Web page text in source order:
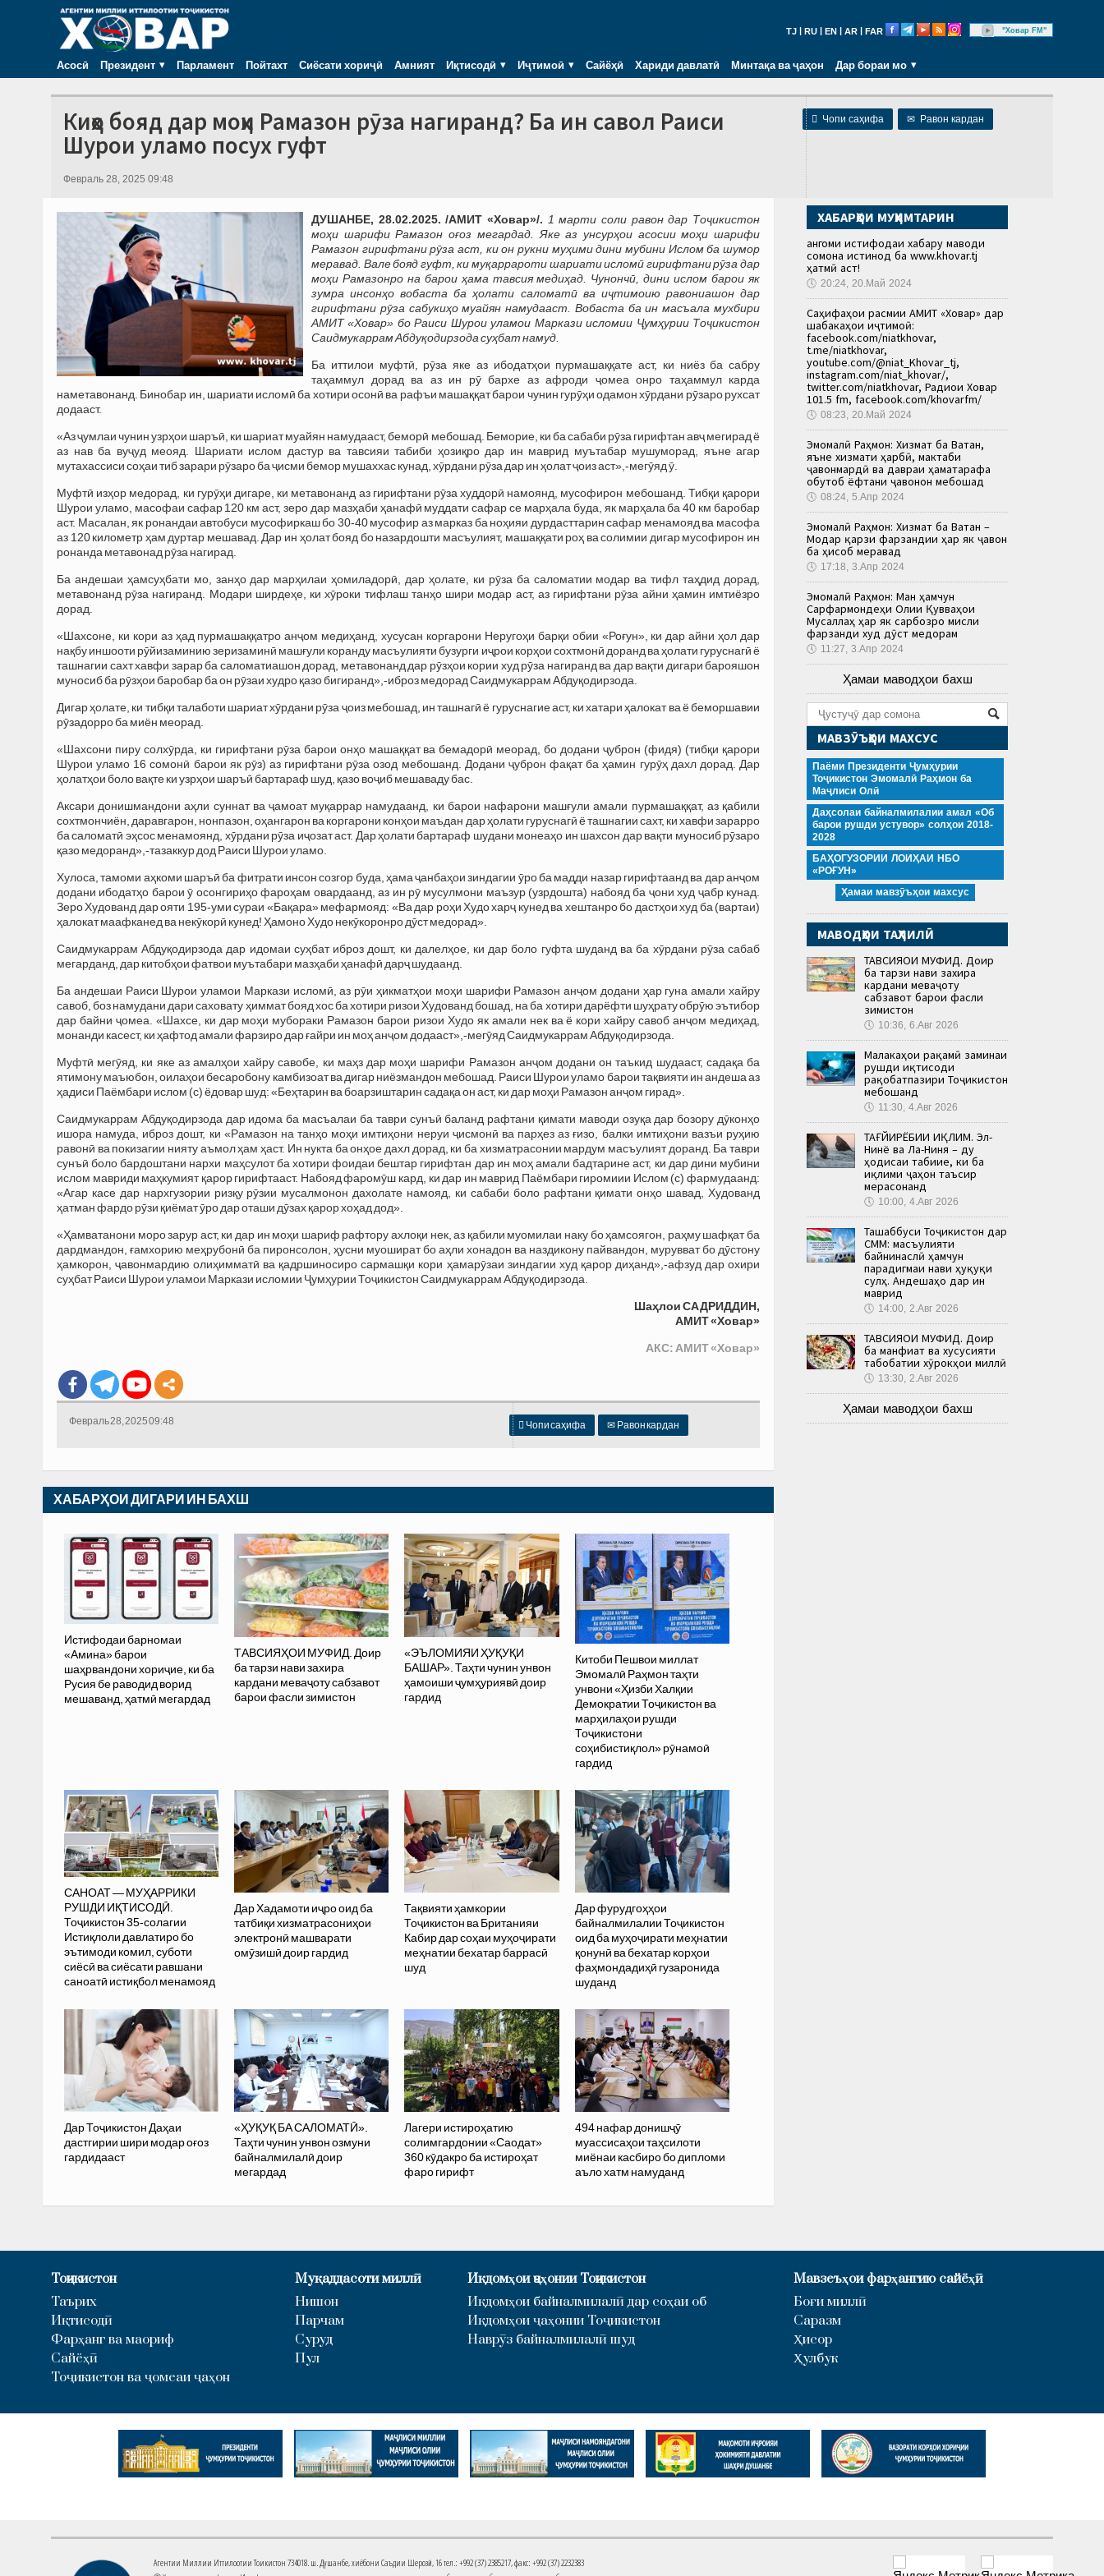
TJ RU EN AR FAR "Ховар FM"
Асосӣ Президент Парламент Пойтахт Сиёсати хориҷӣ Амният Иқтисодӣ Иҷтимоӣ Сайёҳӣ Хариди давлатӣ Минтақа ва ҷаҳон Дар бораи мо
 Чопи саҳифа ✉ Равон кардан
Киҳо бояд дар моҳи Рамазон рӯза нагиранд? Ба ин савол Раиси
Шурои уламо посух гуфт
Февраль 28, 2025 09:48
ДУШАНБЕ, 28.02.2025. /АМИТ «Ховар»/. 1 марти соли равон дар Тоҷикистон
моҳи шарифи Рамазон оғоз мегардад. Яке аз унсурҳои асосии моҳи шарифи
Рамазон гирифтани рӯза аст, ки он рукни муҳими дини мубини Ислом ба шумор
меравад. Вале бояд гуфт, ки муқаррароти шариати исломӣ гирифтани рӯза дар
моҳи Рамазонро на барои ҳама тавсия медиҳад. Чунончӣ, дини ислом барои як
зумра инсонҳо вобаста ба ҳолати саломатӣ ва иҷтимоию равониашон дар
гирифтани рӯза сабукиҳо муайян намудааст. Вобаста ба ин масъала мухбири
АМИТ «Ховар» бо Раиси Шурои уламои Маркази исломии Ҷумҳурии Тоҷикистон
Саидмукаррам Абдуқодирзода суҳбат намуд.
Ба иттилои муфтӣ, рӯза яке аз ибодатҳои пурмашаққате аст, ки ниёз ба сабру
таҳаммул дорад ва аз ин рӯ бархе аз афроди ҷомеа онро таҳаммул карда
наметавонанд. Бинобар ин, шариати исломӣ ба хотири осонӣ ва рафъи машаққат барои чунин гурӯҳи одамон хӯрдани рӯзаро рухсат
додааст.
«Аз ҷумлаи чунин узрҳои шаръӣ, ки шариат муайян намудааст, беморӣ мебошад. Беморие, ки ба сабаби рӯза гирифтан авҷ мегирад ё
аз нав ба вуҷуд меояд. Шариати ислом дастур ва тавсияи табиби ҳозиқро дар ин маврид муътабар мушуморад, яъне агар
мутахассиси соҳаи тиб зарари рӯзаро ба ҷисми бемор мушаххас кунад, хӯрдани рӯза дар ин ҳолат ҷоиз аст»,-мегӯяд ӯ.
Муфтӣ изҳор медорад, ки гурӯҳи дигаре, ки метавонанд аз гирифтани рӯза худдорӣ намоянд, мусофирон мебошанд. Тибқи қарори
Шурои уламо, масофаи сафар 120 км аст, зеро дар мазҳаби ҳанафӣ муддати сафар се марҳала буда, як марҳала ба 40 км баробар
аст. Масалан, як ронандаи автобуси мусофиркаш бо 30-40 мусофир аз марказ ба ноҳияи дурдасттарин сафар менамояд ва масофа
аз 120 километр ҳам дуртар мешавад. Дар ин ҳолат бояд бо назардошти масъулият, машаққати роҳ ва солимии дигар мусофирон ин
ронанда метавонад рӯза нагирад.
Ба андешаи ҳамсуҳбати мо, занҳо дар марҳилаи ҳомиладорӣ, дар ҳолате, ки рӯза ба саломатии модар ва тифл таҳдид дорад,
метавонанд рӯза нагиранд. Модари ширдеҳе, ки хӯроки тифлаш танҳо шири модар аст, аз гирифтани рӯза айни ҳамин имтиёзро
дорад.
«Шахсоне, ки кори аз ҳад пурмашаққатро анҷом медиҳанд, хусусан коргарони Неругоҳи барқи обии «Роғун», ки дар айни ҳол дар
нақбу иншооти рӯйизаминию зеризаминӣ машғули коранду масъулияти бузурги иҷрои корҳои сохтмонӣ доранд ва ҳолати гуруснагӣ ё
ташнагии сахт хавфи зарар ба саломатиашон дорад, метавонанд дар рӯзҳои кории худ рӯза нагиранд ва дар вақти дигари барояшон
муносиб ба рӯзҳои баробар ба он рӯзаи худро қазо бигиранд»,-иброз медорад Саидмукаррам Абдуқодирзода.
Дигар ҳолате, ки тибқи талаботи шариат хӯрдани рӯза ҷоиз мебошад, ин ташнагӣ ё гуруснагие аст, ки хатари ҳалокат ва ё беморшавии
рӯзадорро ба миён меорад.
«Шахсони пиру солхӯрда, ки гирифтани рӯза барои онҳо машаққат ва бемадорӣ меорад, бо додани ҷуброн (фидя) (тибқи қарори
Шурои уламо 16 сомонӣ барои як рӯз) аз гирифтани рӯза озод мебошанд. Додани ҷуброн фақат ба ҳамин гурӯҳ дахл дорад. Дар
ҳолатҳои боло вақте ки узрҳои шаръӣ бартараф шуд, қазо воҷиб мешаваду бас.
Аксари донишмандони аҳли суннат ва ҷамоат муқаррар намудаанд, ки барои нафарони машғули амали пурмашаққат, аз қабили
сохтмончиён, даравгарон, нонпазон, оҳангарон ва коргарони конҳои маъдан дар ҳолати гуруснагӣ ё ташнагии сахт, ки хавфи зарарро
ба саломатӣ эҳсос менамоянд, хӯрдани рӯза иҷозат аст. Дар ҳолати бартараф шудани монеаҳо ин шахсон дар вақти муносиб рӯзаро
қазо медоранд»,-тазаккур дод Раиси Шурои уламо.
Хулоса, тамоми аҳкоми шаръӣ ба фитрати инсон созгор буда, ҳама ҷанбаҳои зиндагии ӯро ба мадди назар гирифтаанд ва дар анҷом
додани ибодатҳо барои ӯ осонгириҳо фароҳам овардаанд, аз ин рӯ мусулмони маъзур (узрдошта) набояд ба ҷони худ ҷабр кунад.
Зеро Худованд дар ояти 195-уми сураи «Бақара» мефармояд: «Ва дар роҳи Худо харҷ кунед ва хештанро бо дастҳои худ ба (вартаи)
ҳалокат маафканед ва некӯкорӣ кунед! Ҳамоно Худо некӯкоронро дӯст медорад».
Саидмукаррам Абдуқодирзода дар идомаи суҳбат иброз дошт, ки далелҳое, ки дар боло гуфта шуданд ва ба хӯрдани рӯза сабаб
мегарданд, дар китобҳои фатвои муътабари мазҳаби ҳанафӣ дарҷ шудаанд.
Ба андешаи Раиси Шурои уламои Маркази исломӣ, аз рӯи ҳикматҳои моҳи шарифи Рамазон анҷом додани ҳар гуна амали хайру
савоб, боз намудани дари саховату ҳиммат бояд хос ба хотири ризои Худованд бошад, на ба хотири дарёфти шуҳрату обрӯю эътибор
дар байни ҷомеа. «Шахсе, ки дар моҳи мубораки Рамазон барои ризои Худо як амали нек ва ё кори хайру савоб анҷом медиҳад,
монанди касест, ки ҳафтод амали фарзиро дар ғайри ин моҳ анҷом додааст»,-мегӯяд Саидмукаррам Абдуқодирзода.
Муфтӣ мегӯяд, ки яке аз амалҳои хайру савобе, ки маҳз дар моҳи шарифи Рамазон анҷом додани он таъкид шудааст, садақа ба
ятимону маъюбон, оилаҳои бесаробону камбизоат ва дигар ниёзмандон мебошад. Раиси Шурои уламо барои тақвияти ин андеша аз
ҳадиси Паёмбари ислом (с) ёдовар шуд: «Беҳтарин ва боарзиштарин садақа он аст, ки дар моҳи Рамазон анҷом гирад».
Саидмукаррам Абдуқодирзода дар идома ба масъалаи ба таври сунъӣ баланд рафтани қимати маводи озуқа дар бозору дӯконҳо
ишора намуда, иброз дошт, ки «Рамазон на танҳо моҳи имтиҳони неруи ҷисмонӣ ва парҳез аз ғизо, балки имтиҳони вазъи руҳию
равонӣ ва покизагии нияту аъмол ҳам ҳаст. Ин нукта ба онҳое дахл дорад, ки ба хизматрасонии мардум масъулият доранд. Ба таври
сунъӣ боло бардоштани нархи маҳсулот ба хотири фоидаи бештар гирифтан дар ин моҳ амали бадтарине аст, ки дар дини мубини
ислом мавриди маҳкумият қарор гирифтааст. Набояд фаромӯш кард, ки дар ин маврид Паёмбари гиромиии Ислом (с) фармудаанд:
«Агар касе дар нархгузории ризқу рӯзии мусалмонон дахолате намояд, ки сабаби боло рафтани қимати онҳо шавад, Худованд
ҳатман фардо рӯзи қиёмат ӯро дар оташи дӯзах қарор хоҳад дод».
«Ҳамватанони моро зарур аст, ки дар ин моҳи шариф рафтору ахлоқи нек, аз қабили муомилаи наку бо ҳамсоягон, раҳму шафқат ба
дардмандон, ғамхорию меҳрубонӣ ба пиронсолон, ҳусни муошират бо аҳли хонадон ва наздикону пайвандон, мурувват бо дӯстону
ҳамкорон, ҷавонмардию олиҳимматӣ ва қадршиносиро сармашқи кори ҳамарӯзаи зиндагии худ қарор диҳанд»,-афзуд дар охири
суҳбат Раиси Шурои уламои Маркази исломии Ҷумҳурии Тоҷикистон Саидмукаррам Абдуқодирзода.
Шаҳлои САДРИДДИН,
АМИТ «Ховар»
АКС: АМИТ «Ховар»
 Чопи саҳифа ✉ Равон кардан
Февраль 28, 2025 09:48
ХАБАРҲОИ ДИГАРИ ИН БАХШ
Истифодаи барномаи
«Амина» барои
шаҳрвандони хориҷие, ки ба
Русия бе раводид ворид
мешаванд, ҳатмӣ мегардад
ТАВСИЯҲОИ МУФИД. Доир
ба тарзи нави захира
кардани меваҷоту сабзавот
барои фасли зимистон
«ЭЪЛОМИЯИ ҲУҚУҚИ
БАШАР». Таҳти чунин унвон
ҳамоиши ҷумҳуриявӣ доир
гардид
Китоби Пешвои миллат
Эмомалӣ Раҳмон таҳти
унвони «Ҳизби Халқии
Демократии Тоҷикистон ва
марҳилаҳои рушди
Тоҷикистони
соҳибистиқлол» рӯнамоӣ
гардид
САНОАТ — МУҲАРРИКИ
РУШДИ ИҚТИСОДӢ.
Тоҷикистон 35-солагии
Истиқлоли давлатиро бо
эътимоди комил, суботи
сиёсӣ ва сиёсати равшани
саноатӣ истиқбол менамояд
Дар Хадамоти иҷро оид ба
татбиқи хизматрасониҳои
электронӣ машварати
омӯзишӣ доир гардид
Тақвияти ҳамкории
Тоҷикистон ва Британияи
Кабир дар соҳаи муҳоҷирати
меҳнатии бехатар баррасӣ
шуд
Дар фурудгоҳҳои
байналмилалии Тоҷикистон
оид ба муҳоҷирати меҳнатии
қонунӣ ва бехатар корҳои
фаҳмондадиҳӣ гузаронида
шуданд
Дар Тоҷикистон Даҳаи
дастгирии шири модар оғоз
гардидааст
«ҲУҚУҚ БА САЛОМАТӢ».
Таҳти чунин унвон озмуни
байналмилалӣ доир
мегардад
Лагери истироҳатию
солимгардонии «Саодат»
360 кӯдакро ба истироҳат
фаро гирифт
494 нафар донишҷӯ
муассисаҳои таҳсилоти
миёнаи касбиро бо дипломи
аъло хатм намуданд
ХАБАРҲОИ МУҲИМТАРИН
Ҳангоми истифодаи хабару маводи
сомона истинод ба www.khovar.tj
ҳатмӣ аст!
🕔 20:24, 20.Май 2024
Саҳифаҳои расмии АМИТ «Ховар» дар
шабакаҳои иҷтимоӣ:
facebook.com/niatkhovar,
t.me/niatkhovar,
youtube.com/@niat_Khovar_tj,
instagram.com/niat_khovar/,
twitter.com/niatkhovar, Радиои Ховар
101.5 fm, facebook.com/khovarfm/
🕔 08:23, 20.Май 2024
Эмомалӣ Раҳмон: Хизмат ба Ватан,
яъне хизмати ҳарбӣ, мактаби
ҷавонмардӣ ва давраи ҳаматарафа
обутоб ёфтани ҷавонон мебошад
🕔 08:24, 5.Апр 2024
Эмомалӣ Раҳмон: Хизмат ба Ватан –
Модар қарзи фарзандии ҳар як ҷавон
ба ҳисоб меравад
🕔 17:18, 3.Апр 2024
Эмомалӣ Раҳмон: Ман ҳамчун
Сарфармондеҳи Олии Қувваҳои
Мусаллаҳ ҳар як сарбозро мисли
фарзанди худ дӯст медорам
🕔 11:27, 3.Апр 2024
Ҳамаи маводҳои бахш
МАВЗӮЪҲОИ МАХСУС
Паёми Президенти Ҷумҳурии
Тоҷикистон Эмомалӣ Раҳмон ба
Маҷлиси Олӣ
Даҳсолаи байналмилалии амал «Об
барои рушди устувор» солҳои 2018-
2028
БАҲОГУЗОРИИ ЛОИҲАИ НБО
«РОҒУН»
Ҳамаи мавзӯъҳои махсус
МАВОДҲОИ ТАҲЛИЛӢ
ТАВСИЯҲОИ МУФИД. Доир
ба тарзи нави захира
кардани меваҷоту
сабзавот барои фасли
зимистон
🕔 10:36, 6.Авг 2026
Малакаҳои рақамӣ заминаи
рушди иқтисоди
рақобатпазири Тоҷикистон
мебошанд
🕔 11:30, 4.Авг 2026
ТАҒЙИРЁБИИ ИҚЛИМ. Эл-
Нинё ва Ла-Ниня – ду
ҳодисаи табиие, ки ба
иқлими ҷаҳон таъсир
мерасонанд
🕔 10:00, 4.Авг 2026
Ташаббуси Тоҷикистон дар
СММ: масъулияти
байнинаслӣ ҳамчун
парадигмаи нави ҳуқуқи
сулҳ. Андешаҳо дар ин
маврид
🕔 14:00, 2.Авг 2026
ТАВСИЯҲОИ МУФИД. Доир
ба манфиат ва хусусияти
табобатии хӯрокҳои миллӣ
🕔 13:30, 2.Авг 2026
Ҳамаи маводҳои бахш
Тоҷикистон
Таърих
Иқтисодӣ
Фарҳанг ва маориф
Сайёҳӣ
Тоҷикистон ва ҷомеаи ҷаҳон
Муқаддасоти миллӣ
Нишон
Парчам
Суруд
Пул
Иқдомҳои ҷаҳонии Тоҷикистон
Иқдомҳои байналмилалӣ дар соҳаи об
Иқдомҳои ҷаҳонии Тоҷикистон
Наврӯз байналмилалӣ шуд
Мавзеъҳои фарҳангию сайёҳӣ
Боғи миллӣ
Саразм
Ҳисор
Ҳулбук
Агентии Миллии Иттилоотии Тоҷикистон 734018. ш. Душанбе, хиёбони Саъдии Шерозӣ, 16 тел.: +992 (37) 2385217, факс: +992 (37) 2232383